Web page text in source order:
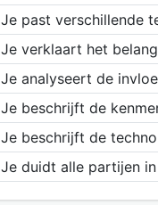
Je past verschillende
Je verklaart het
Je analyseert de
Je beschrijft de
Je beschrijft de
Je duidt alle partijen